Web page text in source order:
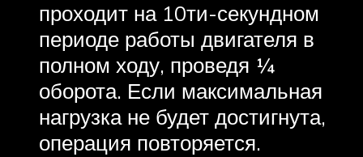
проходит на 10ти-секундном
периоде работы двигателя в
полном ходу, проведя ¼
оборота. Если максимальная
нагрузка не будет достигнута,
операция повторяется.